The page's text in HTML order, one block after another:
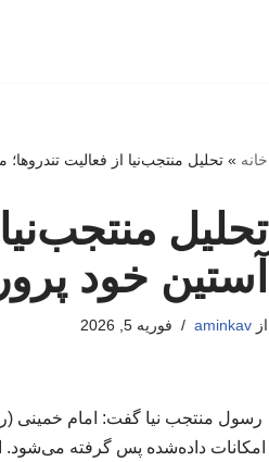
خانه »تحلیل منتجب‌نیا از فعالیت
تحلیل
آستین خود
ازaminkav فوریه 5, 2026
رسول منتجب نیا گفت: امام خمینی
امکانات داده‌شده پس گرفته می‌شود.